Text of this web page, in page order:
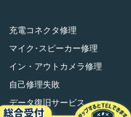
充電コネクタ修理
マイク･スピーカー修理
イン・アウトカメラ修理
自己修理失敗
データ復旧サービス